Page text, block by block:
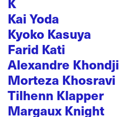
Kai Yoda
Kyoko Kasuya
Farid Kati
Alexandre Khondji
Morteza Khosravi
Tilhenn Klapper
Margaux Knight